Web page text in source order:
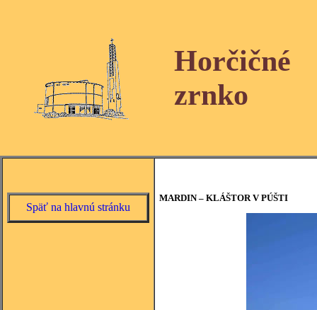
Horčičné
zrnko
Späť na hlavnú stránku
MARDIN – KLÁŠTOR V PÚŠTI